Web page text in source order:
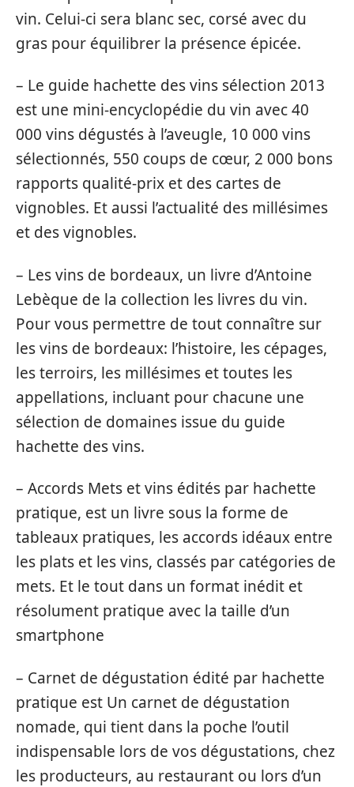
vin. Celui-ci sera blanc sec, corsé avec du
gras pour équilibrer la présence épicée.
– Le guide hachette des vins sélection 2013
est une mini-encyclopédie du vin avec 40
000 vins dégustés à l’aveugle, 10 000 vins
sélectionnés, 550 coups de cœur, 2 000 bons
rapports qualité-prix et des cartes de
vignobles. Et aussi l’actualité des millésimes
et des vignobles.
– Les vins de bordeaux, un livre d’Antoine
Lebèque de la collection les livres du vin.
Pour vous permettre de tout connaître sur
les vins de bordeaux: l’histoire, les cépages,
les terroirs, les millésimes et toutes les
appellations, incluant pour chacune une
sélection de domaines issue du guide
hachette des vins.
– Accords Mets et vins édités par hachette
pratique, est un livre sous la forme de
tableaux pratiques, les accords idéaux entre
les plats et les vins, classés par catégories de
mets. Et le tout dans un format inédit et
résolument pratique avec la taille d’un
smartphone
– Carnet de dégustation édité par hachette
pratique est Un carnet de dégustation
nomade, qui tient dans la poche l’outil
indispensable lors de vos dégustations, chez
les producteurs, au restaurant ou lors d’un